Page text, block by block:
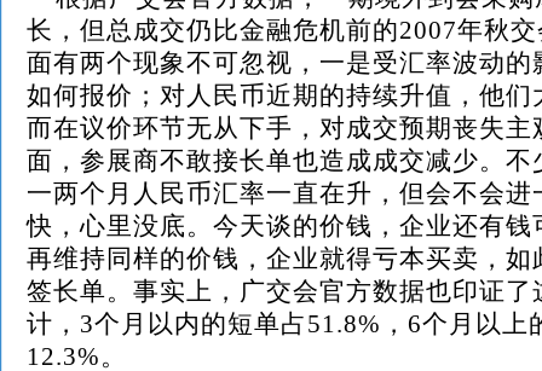
长，但总成交仍比金融危机前的2007年秋
面有两个现象不可忽视，一是受汇率波动
如何报价；对人民币近期的持续升值，他们
而在议价环节无从下手，对成交预期丧失
面，参展商不敢接长单也造成成交减少。
一两个月人民币汇率一直在升，但会不会进
快，心里没底。今天谈的价钱，企业还有钱
再维持同样的价钱，企业就得亏本买卖，如
签长单。事实上，广交会官方数据也印证了
计，3个月以内的短单占51.8%，6个月以上
12.3%。